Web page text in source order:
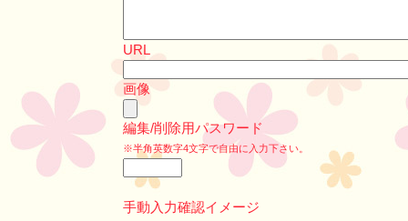
URL
画像
編集/削除用パスワード
※半角英数字4文字で自由に入力下さい。
手動入力確認イメージ